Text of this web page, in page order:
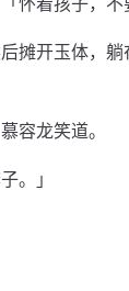
摊开玉体，
容龙笑道。
。」